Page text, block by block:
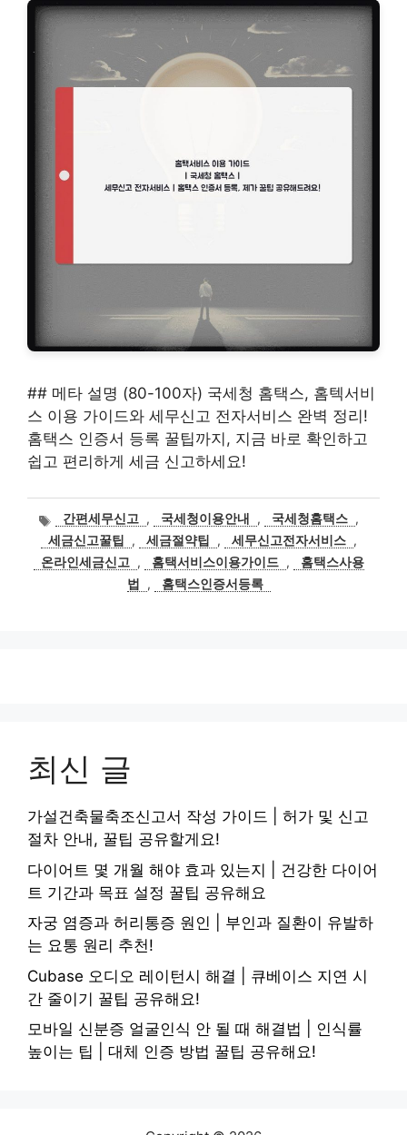
## 메타 설명 (80-100자) 국세청 홈택스, 홈텍서비
스 이용 가이드와 세무신고 전자서비스 완벽 정리!
홈택스 인증서 등록 꿀팁까지, 지금 바로 확인하고
쉽고 편리하게 세금 신고하세요!
태
그
간편세무신고 , 국세청이용안내 , 국세청홈택스 ,
세금신고꿀팁
, 세금절약팁 , 세무신고전자서비스 ,
온라인세금신고
, 홈택서비스이용가이드 ,
홈택스사용
법
, 홈택스인증서등록
최신 글
가설건축물축조신고서 작성 가이드 | 허가 및 신고
절차 안내, 꿀팁 공유할게요!
다이어트 몇 개월 해야 효과 있는지 | 건강한 다이어
트 기간과 목표 설정 꿀팁 공유해요
자궁 염증과 허리통증 원인 | 부인과 질환이 유발하
는 요통 원리 추천!
Cubase 오디오 레이턴시 해결 | 큐베이스 지연 시
간 줄이기 꿀팁 공유해요!
모바일 신분증 얼굴인식 안 될 때 해결법 | 인식률
높이는 팁 | 대체 인증 방법 꿀팁 공유해요!